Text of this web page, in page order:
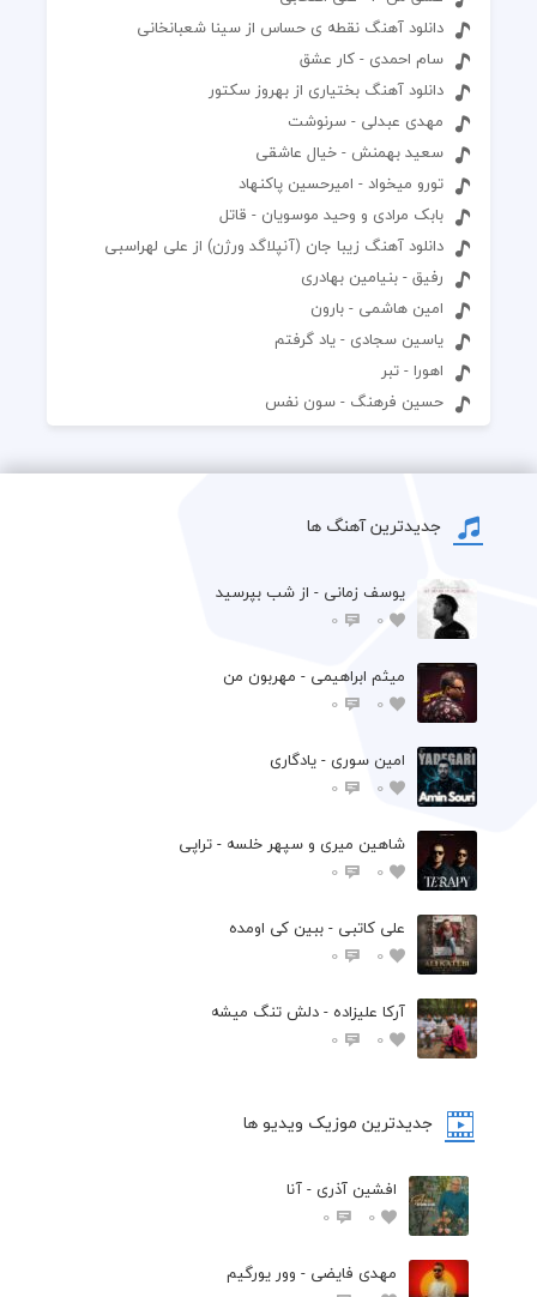
دانلود آهنگ نقطه ی حساس از سینا شعبانخانی
سام احمدی - کار عشق
دانلود آهنگ بختیاری از بهروز سکتور
مهدی عبدلی - سرنوشت
سعید بهمنش - خیال عاشقی
تورو میخواد - امیرحسین پاکنهاد
بابک مرادی و وحید موسویان - قاتل
دانلود آهنگ زیبا جان (آنپلاگد ورژن) از علی لهراسبی
رفیق - بنیامین بهادری
امین هاشمی - بارون
یاسین سجادی - یاد گرفتم
اهورا - تبر
حسین فرهنگ - سون نفس
جدیدترین آهنگ ها
یوسف زمانی - از شب بپرسید
0
0
میثم ابراهیمی - مهربون من
0
0
امین سوری - یادگاری
0
0
شاهین میری و سپهر خلسه - تراپی
0
0
علی کاتبی - ببین کی اومده
0
0
آرکا علیزاده - دلش تنگ میشه
0
0
جدیدترین موزیک ویدیو ها
افشین آذری - آنا
0
0
مهدی فایضی - وور یورگیم